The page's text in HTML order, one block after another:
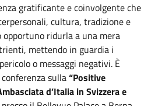
gratificante e coinvolgente che
cultura, tradizione e
opportuno ridurla a una mera
mettendo in guardia i
o messaggi negativi. È
sulla“Positive
d’Italia in Svizzera e